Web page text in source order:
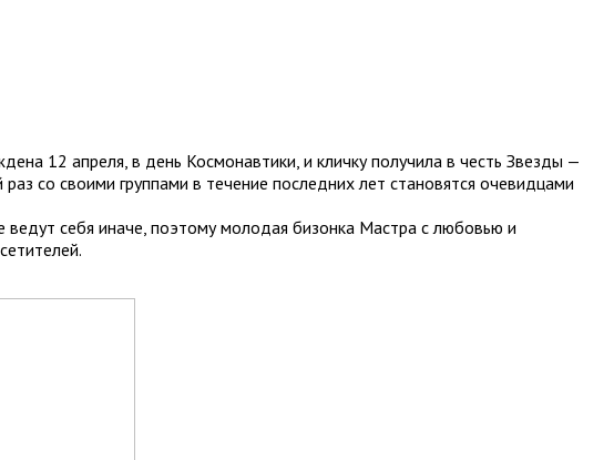
12 апреля, в день Космонавтики, и кличку получила в честь Звезды —
со своими группами в течение последних лет становятся очевидцами
себя иначе, поэтому молодая бизонка Мастра с любовью и